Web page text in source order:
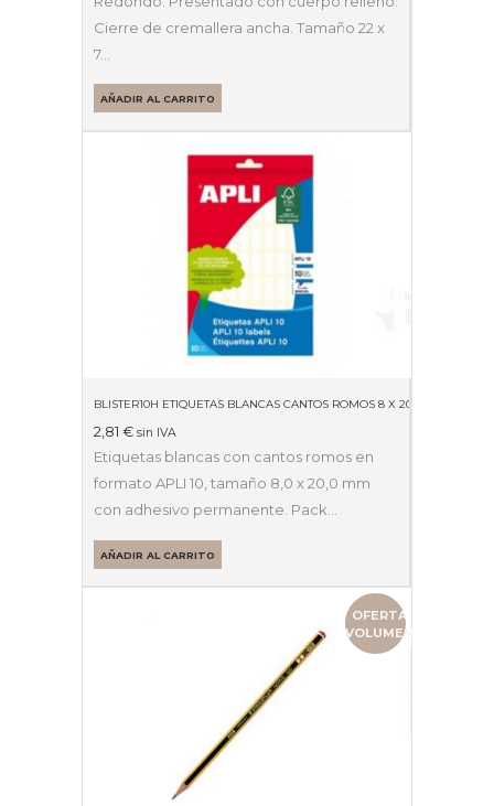
Cierre de cremallera ancha. Tamaño 22 x
7…
AÑADIR AL CARRITO
BLISTER10H ETIQUETAS BLANCAS CANTOS ROMOS 8 X 20MM 01633
2,81 € sin IVA
Etiquetas blancas con cantos romos en
formato APLI 10, tamaño 8,0 x 20,0 mm
con adhesivo permanente. Pack…
AÑADIR AL CARRITO
OFERTA
VOLUMEN